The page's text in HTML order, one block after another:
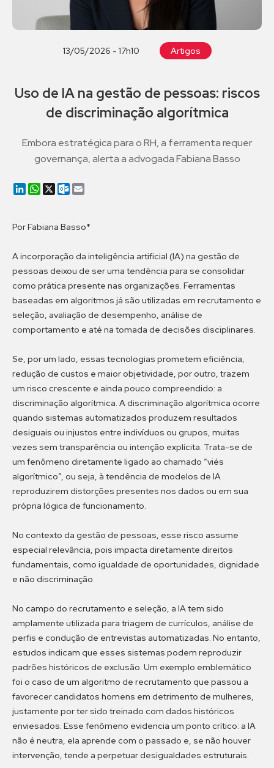
13/05/2026 - 17h10 Artigos
Uso de IA na gestão de pessoas: riscos
de discriminação algorítmica
Embora estratégica para o RH, a ferramenta requer
governança, alerta a advogada Fabiana Basso
LinkedIn
WhatsApp
X Outlook.com
Por Fabiana Basso*
A incorporação da inteligência artificial (IA) na gestão de
pessoas deixou de ser uma tendência para se consolidar
como prática presente nas organizações. Ferramentas
baseadas em algoritmos já são utilizadas em recrutamento e
seleção, avaliação de desempenho, análise de
comportamento e até na tomada de decisões disciplinares.
Se, por um lado, essas tecnologias prometem eficiência,
redução de custos e maior objetividade, por outro, trazem
um risco crescente e ainda pouco compreendido: a
discriminação algorítmica. A discriminação algorítmica ocorre
quando sistemas automatizados produzem resultados
desiguais ou injustos entre indivíduos ou grupos, muitas
vezes sem transparência ou intenção explícita. Trata-se de
um fenômeno diretamente ligado ao chamado “viés
algorítmico”, ou seja, à tendência de modelos de IA
reproduzirem distorções presentes nos dados ou em sua
própria lógica de funcionamento.
No contexto da gestão de pessoas, esse risco assume
especial relevância, pois impacta diretamente direitos
fundamentais, como igualdade de oportunidades, dignidade
e não discriminação.
No campo do recrutamento e seleção, a IA tem sido
amplamente utilizada para triagem de currículos, análise de
perfis e condução de entrevistas automatizadas. No entanto,
estudos indicam que esses sistemas podem reproduzir
padrões históricos de exclusão. Um exemplo emblemático
foi o caso de um algoritmo de recrutamento que passou a
favorecer candidatos homens em detrimento de mulheres,
justamente por ter sido treinado com dados históricos
enviesados. Esse fenômeno evidencia um ponto crítico: a IA
não é neutra, ela aprende com o passado e, se não houver
intervenção, tende a perpetuar desigualdades estruturais.